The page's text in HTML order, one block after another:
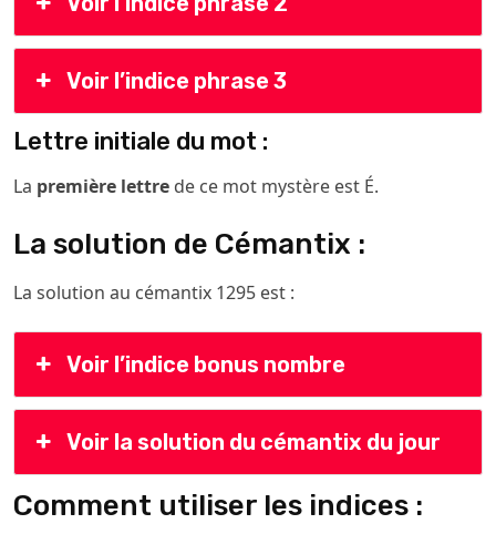
Voir l’indice phrase 3
Lettre initiale du mot :
La première lettre de ce mot mystère est É.
La solution de Cémantix :
La solution au cémantix 1295 est :
Voir l’indice bonus nombre
Voir la solution du cémantix du jour
Comment utiliser les indices :